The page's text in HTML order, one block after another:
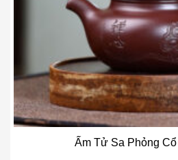
Ấm Tử Sa Phỏng